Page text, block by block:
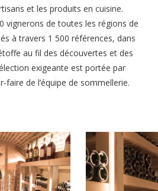
et les produits en cuisine.
vignerons de toutes les régions de
à travers 1 500 références, dans
au fil des découvertes et des
exigeante est portée par
faire de l’équipe de sommellerie.